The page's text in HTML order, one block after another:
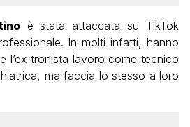
è stata attaccata su TikTok
In molti infatti, hanno
l’ex tronista lavoro come tecnico
ma faccia lo stesso a loro